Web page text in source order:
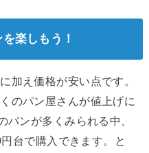
楽しもう！
加え価格が安い点です。
のパン屋さんが値上げに
パンが多くみられる中、
台で購入できます。と